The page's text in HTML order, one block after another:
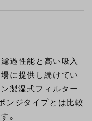
過性能と高い吸入
に提供し続けてい
製湿式フィルター
ンジタイプとは比較
。